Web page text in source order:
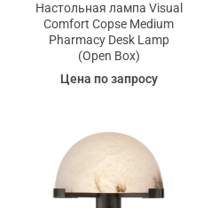
Настольная лампа Visual
Comfort Copse Medium
Pharmacy Desk Lamp
(Open Box)
Цена по запросу